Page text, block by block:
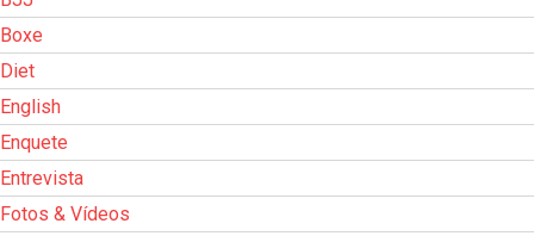
Boxe
Diet
English
Enquete
Entrevista
Fotos & Vídeos